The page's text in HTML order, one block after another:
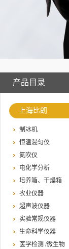
产品目录
上海比朗
制冰机
恒温混匀仪
氮吹仪
电化学分析
培养箱、干燥箱
农业仪器
超声波仪器
实验常规仪器
生命科学仪器
医学检测 /微生物